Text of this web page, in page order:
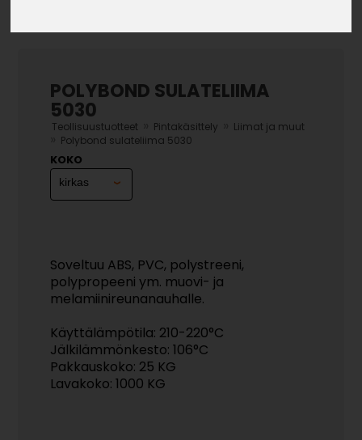
POLYBOND SULATELIIMA
5030
Teollisuustuotteet Pintakäsittely Liimat ja muut
Polybond sulateliima 5030
KOKO
Soveltuu ABS, PVC, polystreeni,
polypropeeni ym. muovi- ja
melamiinireunanauhalle.
Käyttälämpötila: 210-220°C
Jälkilämmönkesto: 106°C
Pakkauskoko: 25 KG
Lavakoko: 1000 KG